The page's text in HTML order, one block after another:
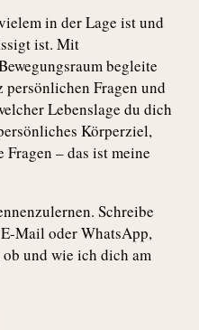
in der Lage ist und
ist. Mit
begleite
Fragen und
Lebenslage du dich
Körperziel,
– das ist meine
Schreibe
Mail oder WhatsApp,
und wie ich dich am